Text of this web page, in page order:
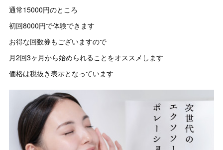
通常15000円のところ
初回8000円で体験できます
お得な回数券もございますので
月2回3ヶ月から始められることをオススメします
価格は税抜き表示となっています